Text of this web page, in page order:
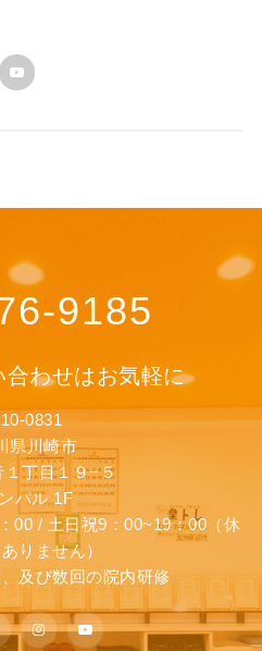
9185
わせはお気軽に
0831
県川崎市
１丁目１９−５
パル 1F
00 / 土日祝9：00~19：00（休
りません）
及び数回の院内研修